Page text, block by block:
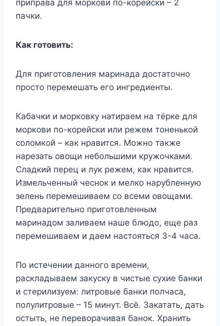
приправа для моркови по-корейски – 2
пачки.
Как готовить:
Для приготовления маринада достаточно
просто перемешать его ингредиенты.
Кабачки и морковку натираем на тёрке для
моркови по-корейски или режем тоненькой
соломкой – как нравится. Можно также
нарезать овощи небольшими кружочками.
Сладкий перец и лук режем, как нравится.
Измельченный чеснок и мелко нарубленную
зелень перемешиваем со всеми овощами.
Предварительно приготовленным
маринадом заливаем наше блюдо, еще раз
перемешиваем и даем настояться 3-4 часа.
По истечении данного времени,
раскладываем закуску в чистые сухие банки
и стерилизуем: литровые банки полчаса,
полулитровые – 15 минут. Всё. Закатать, дать
остыть, не переворачивая банок. Хранить